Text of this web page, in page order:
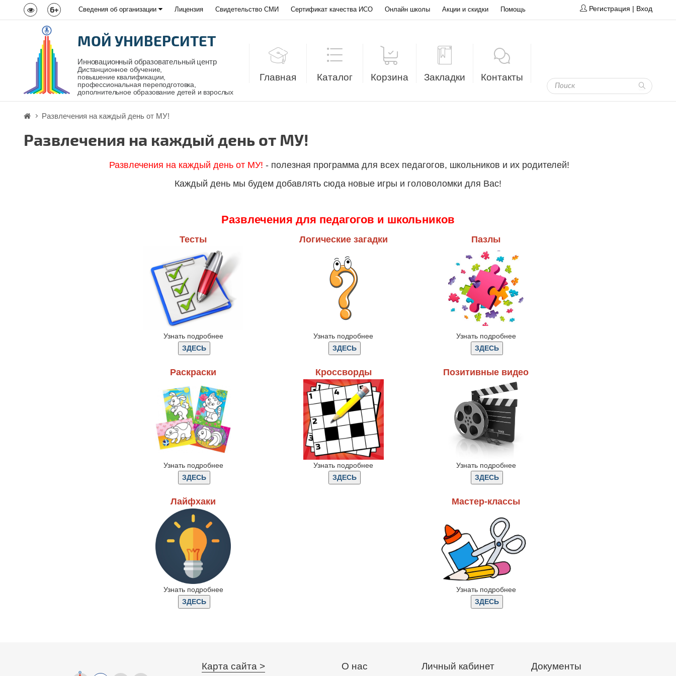
6+ Сведения об организации Лицензия Свидетельство СМИ Сертификат качества ИСО Онлайн школы Акции и скидки Помощь Регистрация | Вход
МОЙ УНИВЕРСИТЕТ
Инновационный образовательный центр
Дистанционное обучение,
повышение квалификации,
профессиональная переподготовка,
дополнительное образование детей и взрослых
Главная Каталог Корзина Закладки Контакты
Развлечения на каждый день от МУ!
Развлечения на каждый день от МУ!
Развлечения на каждый день от МУ! - полезная программа для всех педагогов, школьников и их родителей!
Каждый день мы будем добавлять сюда новые игры и головоломки для Вас!
Развлечения для педагогов и школьников
Тесты Логические загадки Пазлы
Узнать подробнее Узнать подробнее Узнать подробнее
Раскраски Кроссворды Позитивные видео
Узнать подробнее Узнать подробнее Узнать подробнее
Лайфхаки Мастер-классы
Узнать подробнее Узнать подробнее
Карта сайта > О нас Личный кабинет Документы